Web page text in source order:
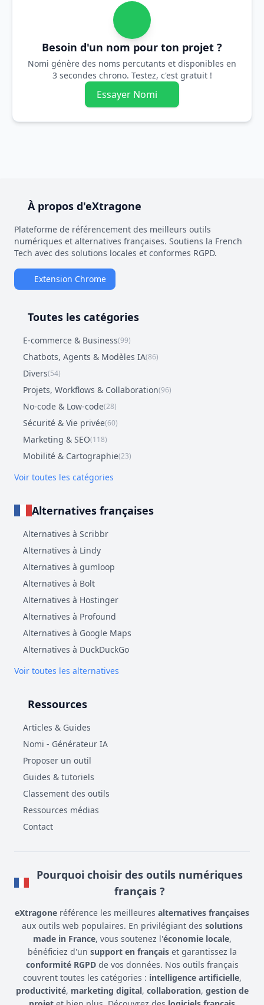
Besoin d'un nom pour ton projet ?
Nomi génère des noms percutants et disponibles en
3 secondes chrono. Testez, c'est gratuit !
Essayer Nomi
À propos d'eXtragone
Plateforme de référencement des meilleurs outils
numériques et alternatives françaises. Soutiens la French
Tech avec des solutions locales et conformes RGPD.
Extension Chrome
Toutes les catégories
E-commerce & Business(99)
Chatbots, Agents & Modèles IA(86)
Divers(54)
Projets, Workflows & Collaboration(96)
No-code & Low-code(28)
Sécurité & Vie privée(60)
Marketing & SEO(118)
Mobilité & Cartographie(23)
Voir toutes les catégories
Alternatives françaises
Alternatives à Scribbr
Alternatives à Lindy
Alternatives à gumloop
Alternatives à Bolt
Alternatives à Hostinger
Alternatives à Profound
Alternatives à Google Maps
Alternatives à DuckDuckGo
Voir toutes les alternatives
Ressources
Articles & Guides
Nomi - Générateur IA
Proposer un outil
Guides & tutoriels
Classement des outils
Ressources médias
Contact
Pourquoi choisir des outils numériques
français ?
eXtragone référence les meilleures alternatives françaises
aux outils web populaires. En privilégiant des solutions
made in France, vous soutenez l'économie locale,
bénéficiez d'un support en françaiset garantissez la
conformité RGPDde vos données. Nos outils français
couvrent toutes les catégories : intelligence artificielle,
productivité, marketing digital, collaboration, gestion de